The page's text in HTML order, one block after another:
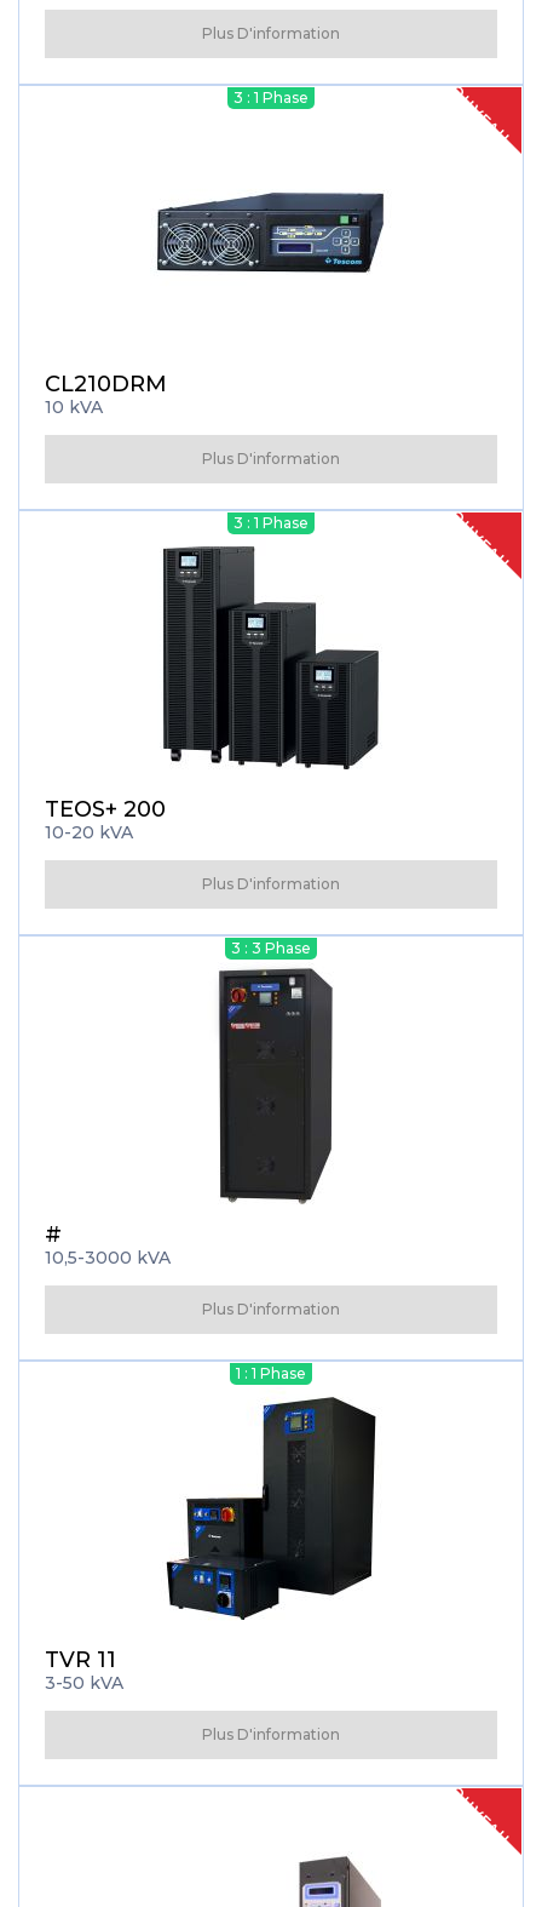
Plus D'information
NOUVEAU
3 : 1 Phase
CL210DRM
10 kVA
Plus D'information
NOUVEAU
3 : 1 Phase
TEOS+ 200
10-20 kVA
Plus D'information
3 : 3 Phase
#
10,5-3000 kVA
Plus D'information
1 : 1 Phase
TVR 11
3-50 kVA
Plus D'information
NOUVEAU